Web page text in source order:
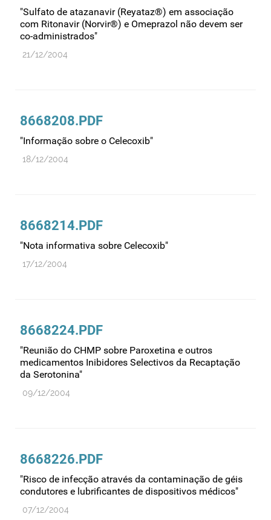
"Sulfato de atazanavir (Reyataz®) em associação
com Ritonavir (Norvir®) e Omeprazol não devem ser
co-administrados"
21/12/2004
8668208.PDF
"Informação sobre o Celecoxib"
18/12/2004
8668214.PDF
"Nota informativa sobre Celecoxib"
17/12/2004
8668224.PDF
"Reunião do CHMP sobre Paroxetina e outros
medicamentos Inibidores Selectivos da Recaptação
da Serotonina"
09/12/2004
8668226.PDF
"Risco de infecção através da contaminação de géis
condutores e lubrificantes de dispositivos médicos"
07/12/2004